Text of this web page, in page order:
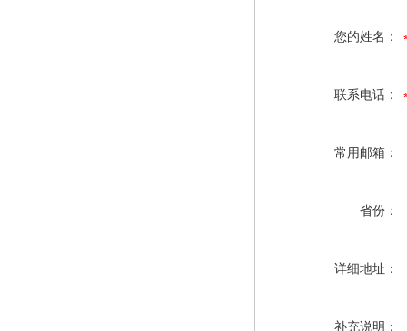
您的姓名：
联系电话：
常用邮箱：
省份：
详细地址：
补充说明：